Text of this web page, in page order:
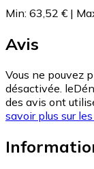
Min: 63,52 € |
Avis
Vous ne pouvez
désactivée.
des avis ont
savoir plus sur les